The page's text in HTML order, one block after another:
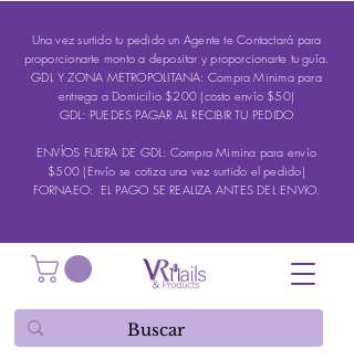
Una vez surtido tu pedido un Agente te Contactará para
proporcionarte monto a depositar y proporcionarte tu guía.
GDL Y ZONA METROPOLITANA: Compra Minima para
entrega a Domicilio $200 (costo envío $50)
GDL: PUEDES PAGAR AL RECIBIR TU PEDIDO
ENVÍOS FUERA DE GDL: Compra Mimina para envío
$500 (Envío se cotiza una vez surtido el pedido)
FORNAEO: EL PAGO SE REALIZA ANTES DEL ENVIO.